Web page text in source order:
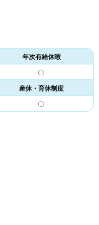
年次有給休暇
〇
産休・育休制度
〇